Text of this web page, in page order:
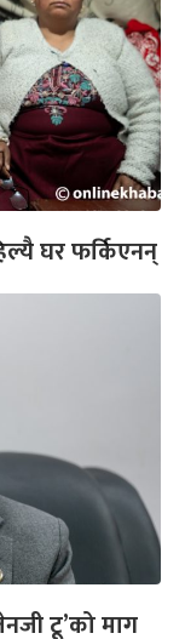
घर फर्किएनन्
टू’को माग